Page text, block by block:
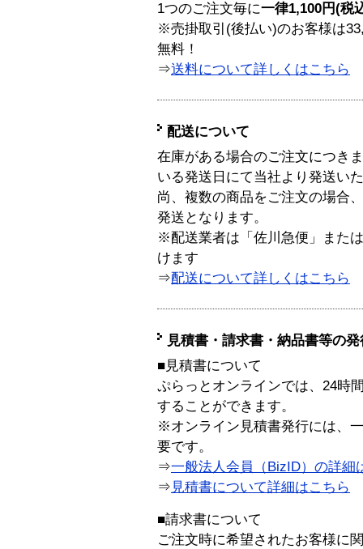
1つのご注文毎に一律1,100円(税
※売掛取引(後払い)のお客様は
無料！
⇒送料について詳しくはこちら
配送について
在庫がある場合のご注文につき
いる発送日にて当社より発送い
尚、複数の商品をご注文の場合
発送となります。
※配送業者は「佐川急便」また
けます
⇒配送について詳しくはこちら
見積書・請求書・納品書等の
■見積書について
ぷらっとオンラインでは、24時
することができます。
※オンライン見積書発行には、
要です。
⇒一般法人会員（BizID）の詳細
⇒ 見積書について詳細はこちら
■請求書について
ご注文時に希望されたお客様に